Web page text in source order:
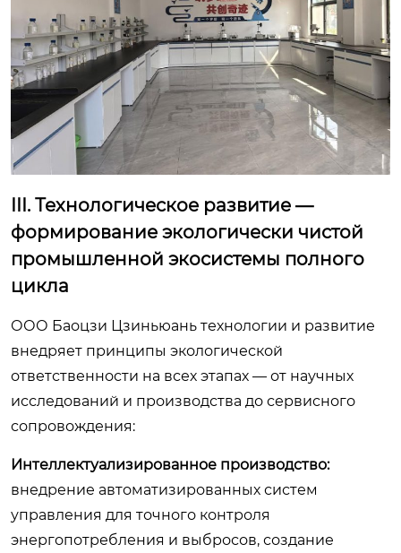
III. Технологическое развитие —
формирование экологически чистой
промышленной экосистемы полного
цикла
ООО Баоцзи Цзиньюань технологии и развитие
внедряет принципы экологической
ответственности на всех этапах — от научных
исследований и производства до сервисного
сопровождения:
Интеллектуализированное производство:
внедрение автоматизированных систем
управления для точного контроля
энергопотребления и выбросов, создание